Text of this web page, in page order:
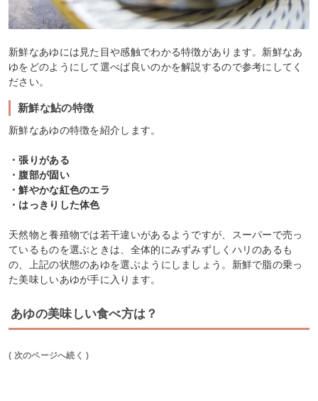
新鮮なあゆには見た目や感触でわかる特徴があります。新鮮なあ
ゆをどのようにして選べば良いのかを解説するので参考にしてく
ださい。
新鮮な鮎の特徴
新鮮なあゆの特徴を紹介します。
・張りがある
・腹部が固い
・鮮やかな紅色のエラ
・はっきりした体色
天然物と養殖物では若干違いがあるようですが、スーパーで売っ
ているものを選ぶときは、全体的にみずみずしくハリのあるも
の、上記の状態のあゆを選ぶようにしましょう。新鮮で脂の乗っ
た美味しいあゆが手に入ります。
あゆの美味しい食べ方は？
( 次のページへ続く )